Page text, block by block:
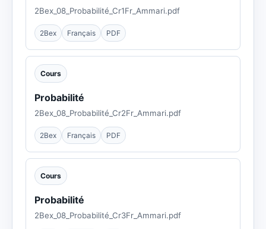
2Bex_08_Probabilité_Cr1Fr_Ammari.pdf
2Bex Français PDF
Cours
Probabilité
2Bex_08_Probabilité_Cr2Fr_Ammari.pdf
2Bex Français PDF
Cours
Probabilité
2Bex_08_Probabilité_Cr3Fr_Ammari.pdf